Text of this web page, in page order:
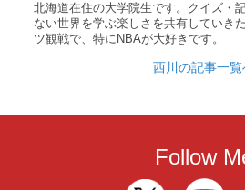
北海道在住の大学院生です。クイズ・
ない世界を学ぶ楽しさを共有していき
ツ観戦で、特にNBAが大好きです。
西川の記事一覧
Follow